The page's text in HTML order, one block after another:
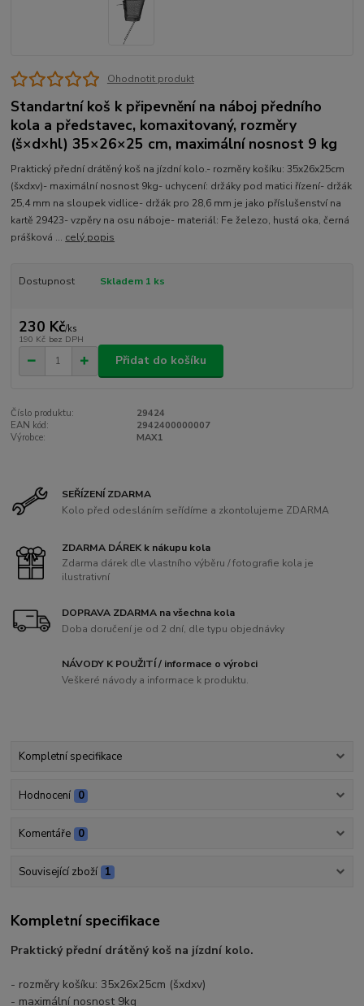
Ohodnotit produkt
Standartní koš k připevnění na náboj předního
kola a představec, komaxitovaný, rozměry
(š×d×hl) 35×26×25 cm, maximální nosnost 9 kg
Praktický přední drátěný koš na jízdní kolo.- rozměry košíku: 35x26x25cm
(šxdxv)- maximální nosnost 9kg- uchycení: držáky pod matici řízení- držák
25,4 mm na sloupek vidlice- držák pro 28,6 mm je jako příslušenství na
kartě 29423- vzpěry na osu náboje- materiál: Fe železo, hustá oka, černá
prášková ... celý popis
Dostupnost Skladem 1 ks
230 Kč/ks
190 Kč bez DPH
Přidat do košíku
Číslo produktu:
29424
EAN kód:
2942400000007
Výrobce:
MAX1
SEŘÍZENÍ ZDARMA
Kolo před odesláním seřídíme a zkontolujeme ZDARMA
ZDARMA DÁREK k nákupu kola
Zdarma dárek dle vlastního výběru / fotografie kola je
ilustrativní
DOPRAVA ZDARMA na všechna kola
Doba doručení je od 2 dní, dle typu objednávky
NÁVODY K POUŽITÍ / informace o výrobci
Veškeré návody a informace k produktu.
Kompletní specifikace
Hodnocení 0
Komentáře 0
Související zboží 1
Kompletní specifikace
Praktický přední drátěný koš na jízdní kolo.
- rozměry košíku: 35x26x25cm (šxdxv)
- maximální nosnost 9kg